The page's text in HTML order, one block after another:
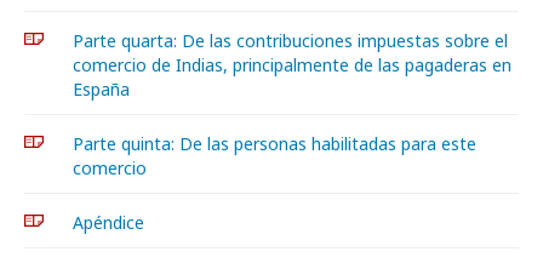
Parte quarta: De las contribuciones impuestas sobre el
comercio de Indias, principalmente de las pagaderas en
España
Parte quinta: De las personas habilitadas para este
comercio
Apéndice